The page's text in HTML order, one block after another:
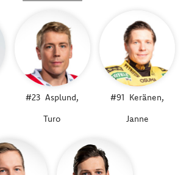
#23 Asplund,
Turo
#91 Keränen,
Janne